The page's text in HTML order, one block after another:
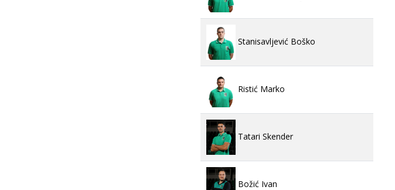
Stanisavljević Boško
Ristić Marko
Tatari Skender
Božić Ivan